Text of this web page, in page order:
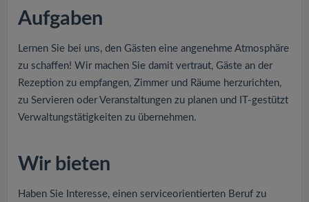
Aufgaben
Lernen Sie bei uns, den Gästen eine angenehme Atmosphäre
zu schaffen! Wir machen Sie damit vertraut, Gäste an der
Rezeption zu empfangen, Zimmer und Räume herzurichten,
zu Servieren oder Veranstaltungen zu planen und IT-gestützt
Verwaltungstätigkeiten zu übernehmen.
Wir bieten
Haben Sie Interesse, einen serviceorientierten Beruf zu